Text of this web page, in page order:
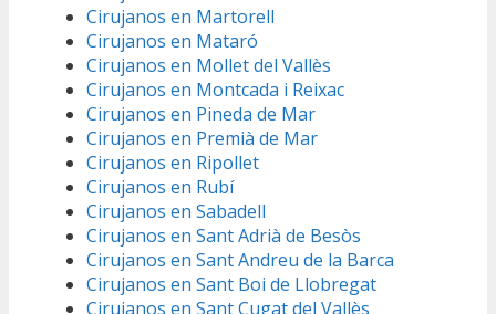
Cirujanos en Martorell
Cirujanos en Mataró
Cirujanos en Mollet del Vallès
Cirujanos en Montcada i Reixac
Cirujanos en Pineda de Mar
Cirujanos en Premià de Mar
Cirujanos en Ripollet
Cirujanos en Rubí
Cirujanos en Sabadell
Cirujanos en Sant Adrià de Besòs
Cirujanos en Sant Andreu de la Barca
Cirujanos en Sant Boi de Llobregat
Cirujanos en Sant Cugat del Vallès